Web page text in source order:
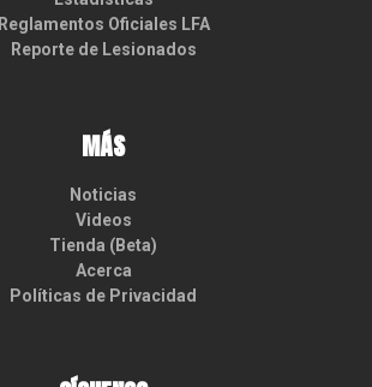
Reglamentos Oficiales LFA
Reporte de Lesionados
MÁS
Noticias
Videos
Tienda (Beta)
Acerca
Políticas de Privacidad